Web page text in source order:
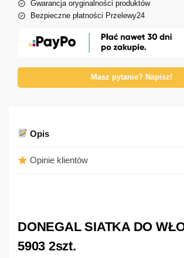
Gwarancja oryginalności produktów
Bezpieczne płatności Przelewy24
Masz pytanie? Napisz!
Opis
Opinie klientów
DONEGAL SIATKA DO
5903 2szt.